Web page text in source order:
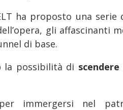
ha proposto una
gli affascinanti
di base.
la possibilità di
immergersi nel